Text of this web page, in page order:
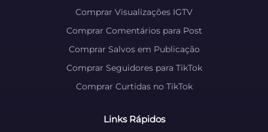
Comprar Visualizações IGTV
Comprar Comentários para Post
Comprar Salvos em Publicação
Comprar Seguidores para TikTok
Comprar Curtidas no TikTok
Links Rápidos